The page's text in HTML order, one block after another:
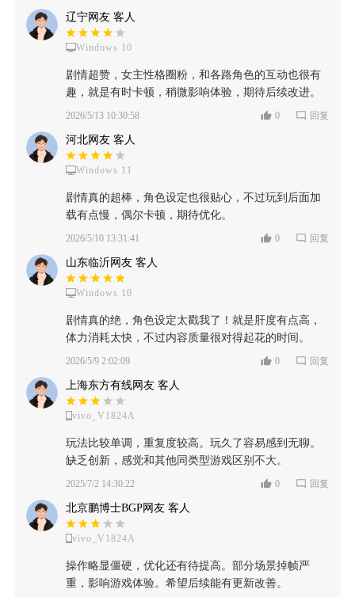
辽宁网友 客人
Windows 10
剧情超赞，女主性格圈粉，和各路角色的互动也很有
趣，就是有时卡顿，稍微影响体验，期待后续改进。
2026/5/13 10:30:58 0 回复
河北网友 客人
Windows 11
剧情真的超棒，角色设定也很贴心，不过玩到后面加
载有点慢，偶尔卡顿，期待优化。
2026/5/10 13:31:41 0 回复
山东临沂网友 客人
Windows 10
剧情真的绝，角色设定太戳我了！就是肝度有点高，
体力消耗太快，不过内容质量很对得起花的时间。
2026/5/9 2:02:09 0 回复
上海东方有线网友 客人
vivo_V1824A
玩法比较单调，重复度较高。玩久了容易感到无聊。
缺乏创新，感觉和其他同类型游戏区别不大。
2025/7/2 14:30:22 0 回复
北京鹏博士BGP网友 客人
vivo_V1824A
操作略显僵硬，优化还有待提高。部分场景掉帧严
重，影响游戏体验。希望后续能有更新改善。